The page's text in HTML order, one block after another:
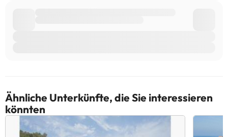
Ähnliche Unterkünfte, die Sie interessieren
könnten